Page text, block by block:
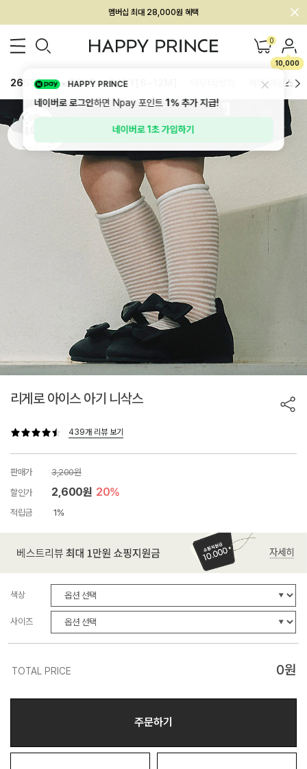
멤버십 최대 28,000원 혜택
0
10,000
26SS 신상 BEST BABY[6~12M] 하의/레깅스
리게로 아이스 아기 니삭스
439개 리뷰 보기
판매가
3,200원
할인가
2,600원 20%
적립금 1%
색상
사이즈
TOTAL PRICE 0원
주문하기
HAPPY PRINCE
네이버로 로그인하면 Npay 포인트1%추가 지급!
네이버로 1초 가입하기